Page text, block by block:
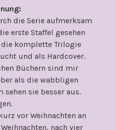
die Serie aufmerksam
erste Staffel gesehen
komplette Trilogie
und als Hardcover.
Büchern sind mir
als die wabbligen
sehen sie besser aus.
vor Weihnachten an
nach vier